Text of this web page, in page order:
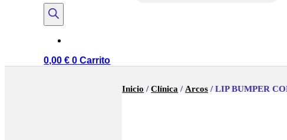
0,00€ 0 Carrito
Inicio /Clínica /Arcos / LIP BUMPER